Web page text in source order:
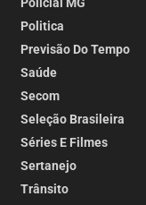
Policial MG
Politica
Previsão Do Tempo
Saúde
Secom
Seleção Brasileira
Séries E Filmes
Sertanejo
Trânsito